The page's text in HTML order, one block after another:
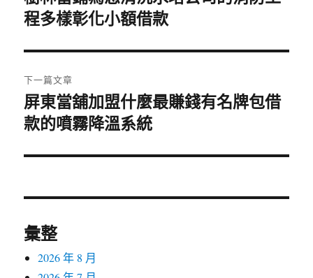
導
覽
一
文
章:
程多樣彰化小額借款
下一篇文章
下
一
文
屏東當舖加盟什麼最賺錢有名牌包借
款的噴霧降溫系統
彙整
2026 年 8 月